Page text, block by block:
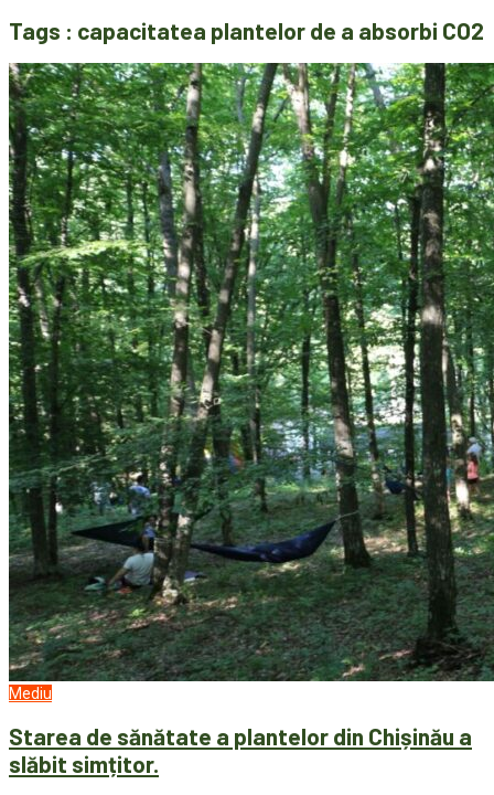
Tags : capacitatea plantelor de a absorbi CO2
Mediu
Starea de sănătate a plantelor din Chișinău a
slăbit simțitor.